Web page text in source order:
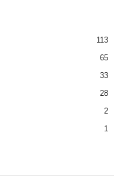
113
65
33
28
2
1